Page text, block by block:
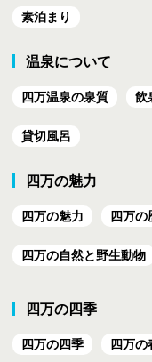
素泊まり
温泉について
四万温泉の泉質 飲
貸切風呂
四万の魅力
四万の魅力 四万の
四万の自然と野生動物
四万の四季
四万の四季 四万の